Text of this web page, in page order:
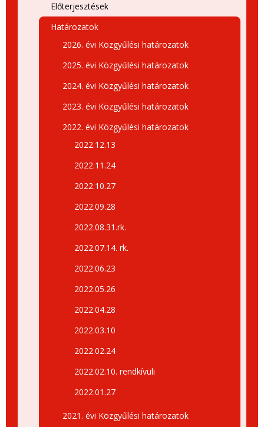
Előterjesztések
Határozatok
2026. évi Közgyűlési határozatok
2025. évi Közgyűlési határozatok
2024. évi Közgyűlési határozatok
2023. évi Közgyűlési határozatok
2022. évi Közgyűlési határozatok
2022.12.13
2022.11.24
2022.10.27
2022.09.28
2022.08.31.rk.
2022.07.14. rk.
2022.06.23
2022.05.26
2022.04.28
2022.03.10
2022.02.24
2022.02.10. rendkívüli
2022.01.27
2021. évi Közgyűlési határozatok